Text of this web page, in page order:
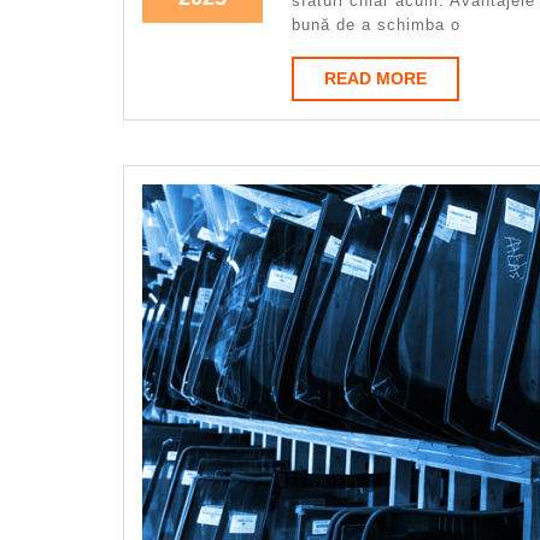
bună de a schimba o
READ MOREREAD
MORE